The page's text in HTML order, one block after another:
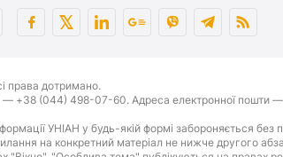
права дотримано.
+38 (044) 498-07-60. Адреса електронної пошти —
УНІАН у будь-якій формі забороняється
на конкретний матеріал не нижче другого